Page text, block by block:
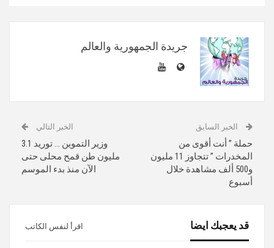
جريدة الجمهورية والعالم
الخبر السابق
حملة ” أنت أقوى من
المخدرات ” تتجاوز 11 مليون
و500 ألف مشاهدة خلال
أسبوع
الخبر التالي
وزير التموين … توريد 3.1
مليون طن قمح محلى حتى
الآن منذ بدء الموسم
قد يعجبك ايضا اقرأ لنفس الكاتب